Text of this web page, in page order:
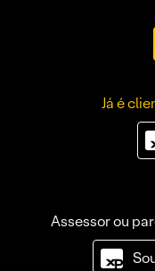
Já é
Assessor ou